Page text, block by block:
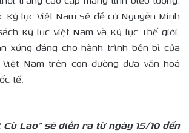
Kỷ lục Việt Nam sẽ đề cử Nguyễn Minh
Kỷ lục Việt Nam và Kỷ lục Thế giới,
xứng đáng cho hành trình bền bỉ của
Nam trên con đường đưa văn hoá
tế.
Lao” sẽ diễn ra từ ngày 15/10 đến